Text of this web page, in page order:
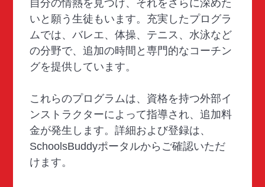
自分の情熱を見つけ、それをさらに深めた
いと願う生徒もいます。充実したプログラ
ムでは、バレエ、体操、テニス、水泳など
の分野で、追加の時間と専門的なコーチン
グを提供しています。
これらのプログラムは、資格を持つ外部イ
ンストラクターによって指導され、追加料
金が発生します。詳細および登録は、
SchoolsBuddyポータルからご確認いただ
けます。